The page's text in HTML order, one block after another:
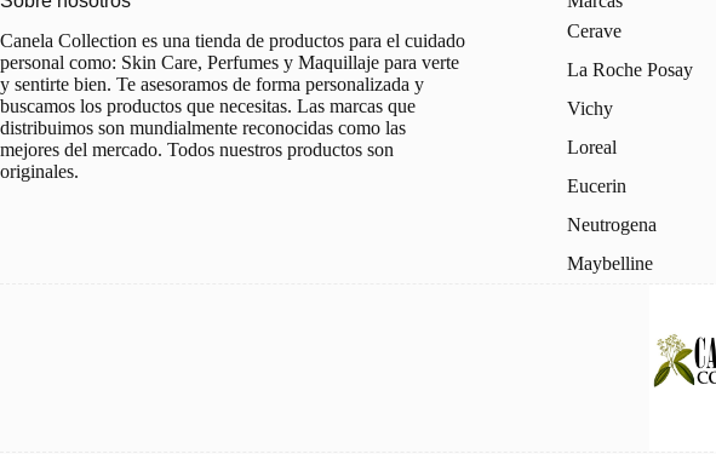
Canela Collection es una tienda de productos para el cuidado
personal como: Skin Care, Perfumes y Maquillaje para verte
y sentirte bien. Te asesoramos de forma personalizada y
buscamos los productos que necesitas. Las marcas que
distribuimos son mundialmente reconocidas como las
mejores del mercado. Todos nuestros productos son
originales.
Cerave
La Roche Posay
Vichy
Loreal
Eucerin
Neutrogena
Maybelline